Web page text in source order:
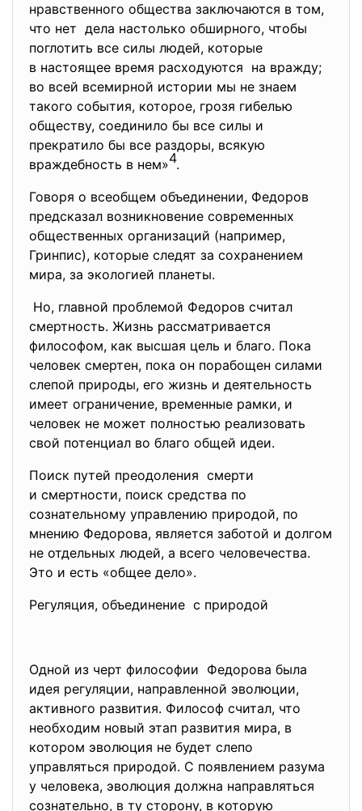
нравственного общества заключаются в том,
что нет дела настолько обширного, чтобы
поглотить все силы людей, которые
в настоящее время расходуются на вражду;
во всей всемирной истории мы не знаем
такого события, которое, грозя гибелью
обществу, соединило бы все силы и
прекратило бы все раздоры, всякую
враждебность в нем»4.
Говоря о всеобщем объединении, Федоров
предсказал возникновение современных
общественных организаций (например,
Гринпис), которые следят за сохранением
мира, за экологией планеты.
Но, главной проблемой Федоров считал
смертность. Жизнь рассматривается
философом, как высшая цель и благо. Пока
человек смертен, пока он порабощен силами
слепой природы, его жизнь и деятельность
имеет ограничение, временные рамки, и
человек не может полностью реализовать
свой потенциал во благо общей идеи.
Поиск путей преодоления смерти
и смертности, поиск средства по
сознательному управлению природой, по
мнению Федорова, является заботой и долгом
не отдельных людей, а всего человечества.
Это и есть «общее дело».
Регуляция, объединение с природой
Одной из черт философии Федорова была
идея регуляции, направленной эволюции,
активного развития. Философ считал, что
необходим новый этап развития мира, в
котором эволюция не будет слепо
управляться природой. С появлением разума
у человека, эволюция должна направляться
сознательно, в ту сторону, в которую